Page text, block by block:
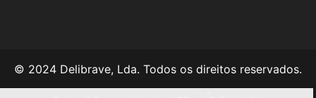
© 2024 Delibrave, Lda. Todos os direitos reservados.